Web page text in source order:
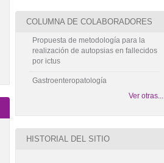
COLUMNA DE COLABORADORES
Propuesta de metodología para la
realización de autopsias en fallecidos
por ictus
Gastroenteropatología
Ver otras...
HISTORIAL DEL SITIO